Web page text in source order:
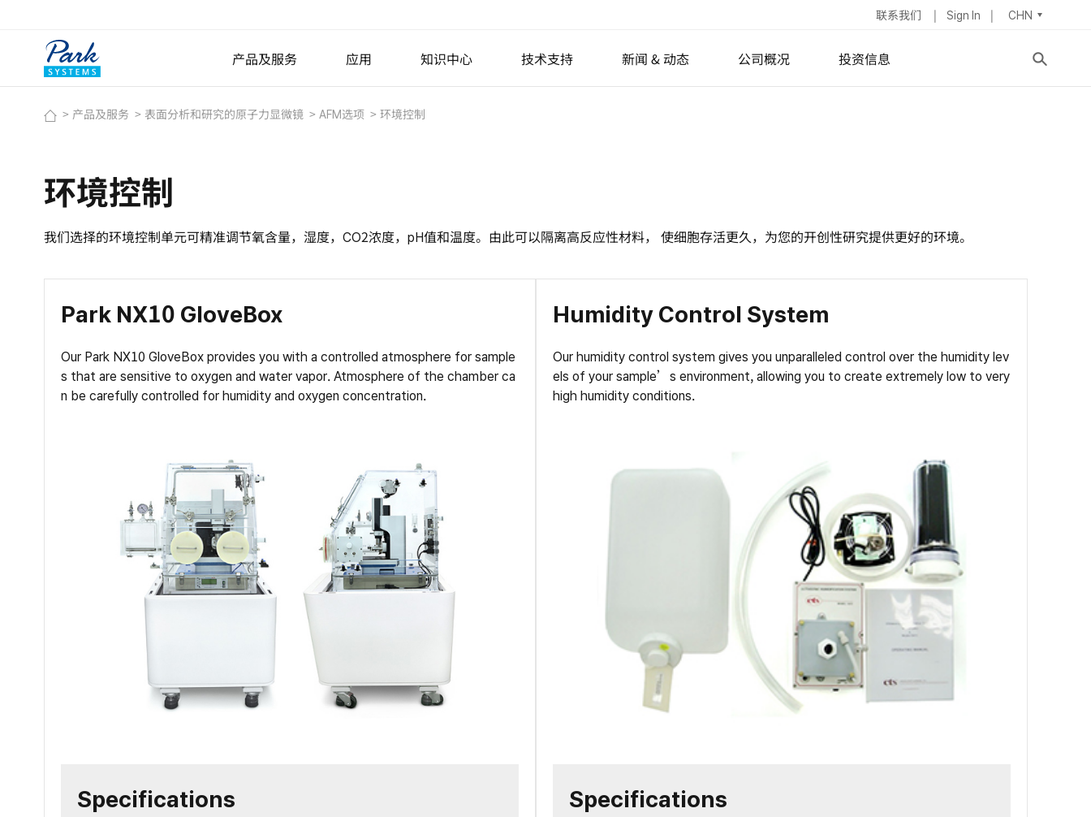
联系我们 Sign In CHN
产品及服务
Nano-IR纳米红外光谱系统
操作软件
平板显示器
硬盘（HDD）介质检测
数字全息显微镜
Lyncée Transmission Series
模块化隔振单元
主动隔振桌
隔音罩
应用 知识中心
Park AFM奖学金
技术支持 新闻 & 动态 公司概况
地址
投资信息
ESG
产品及服务 表面分析和研究的原子力显微镜 AFM选项 环境控制
环境控制
我们选择的环境控制单元可精准调节氧含量，湿度，CO2浓度，pH值和温度。由此可以隔离高反应性材料， 使细胞存活更久，为您的开创性研究提供更好的环境。
Park NX10 GloveBox
Our Park NX10 GloveBox provides you with a controlled atmosphere for sample
s that are sensitive to oxygen and water vapor. Atmosphere of the chamber ca
n be carefully controlled for humidity and oxygen concentration.
Specifications
Humidity Control System
Our humidity control system gives you unparalleled control over the humidity lev
els of your sample’s environment, allowing you to create extremely low to very
high humidity conditions.
Specifications